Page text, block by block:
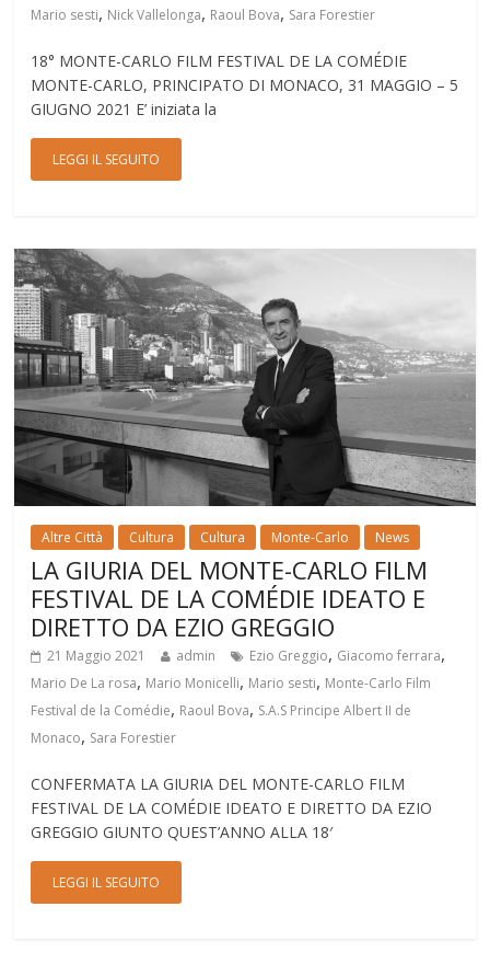
Mario sesti, Nick Vallelonga, Raoul Bova, Sara Forestier
18° MONTE-CARLO FILM FESTIVAL DE LA COMÉDIE
MONTE-CARLO, PRINCIPATO DI MONACO, 31 MAGGIO – 5
GIUGNO 2021 E’ iniziata la
LEGGI IL SEGUITO
Altre Città Cultura Cultura Monte-Carlo News
LA GIURIA DEL MONTE-CARLO FILM
FESTIVAL DE LA COMÉDIE IDEATO E
DIRETTO DA EZIO GREGGIO
21 Maggio 2021 admin Ezio Greggio, Giacomo ferrara,
Mario De La rosa, Mario Monicelli, Mario sesti, Monte-Carlo Film
Festival de la Comédie, Raoul Bova, S.A.S Principe Albert II de
Monaco, Sara Forestier
CONFERMATA LA GIURIA DEL MONTE-CARLO FILM
FESTIVAL DE LA COMÉDIE IDEATO E DIRETTO DA EZIO
GREGGIO GIUNTO QUEST’ANNO ALLA 18′
LEGGI IL SEGUITO